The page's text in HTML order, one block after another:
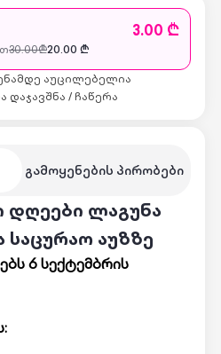
გამოყენების პირობები
დღეები ლაგუნა
აუზზე
6 სექტემბრის
3.00 ₾
30.00₾20.00 ₾
აუცილებელია
დაჯავშნა / ჩაწერა